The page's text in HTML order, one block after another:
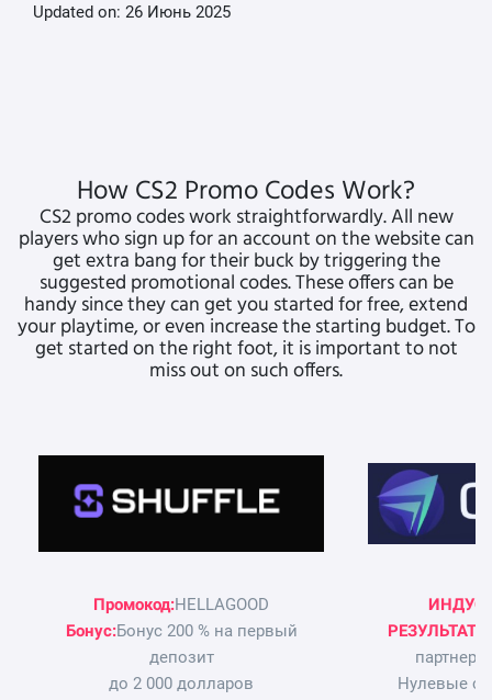
Updated on: 26 Июнь 2025
How CS2 Promo Codes Work?
CS2 promo codes work straightforwardly. All new
players who sign up for an account on the website can
get extra bang for their buck by triggering the
suggested promotional codes. These offers can be
handy since they can get you started for free, extend
your playtime, or even increase the starting budget. To
get started on the right foot, it is important to not
miss out on such offers.
Промокод:HELLAGOOD
Бонус:Бонус 200 % на первый
депозит
до 2 000 долларов
РЕЗУЛЬТАТ
Нулевые